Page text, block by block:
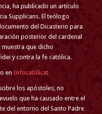
ha publicado un artículo
Supplicans. El teólogo
del Dicasterio para
posterior del cardenal
muestra que dicho
y contra la fe católica.
en Infocatólica:
los apóstoles, no
que ha causado entre el
del entorno del Santo Padre